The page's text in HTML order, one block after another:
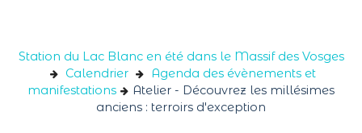
Station du Lac Blanc en été dans le Massif des Vosges
Calendrier
Agenda des évènements et
manifestations
Atelier - Découvrez les millésimes
anciens : terroirs d'exception